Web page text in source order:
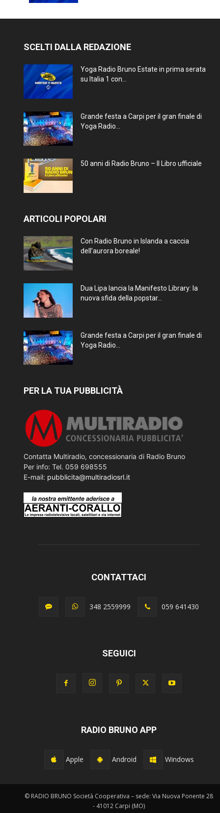
SCELTI DALLA REDAZIONE
Yoga Radio Bruno Estate in prima serata
su Italia 1 con...
Grande festa a Carpi per il gran finale di
Yoga Radio...
50 anni di Radio Bruno – Il Libro ufficiale
ARTICOLI POPOLARI
Con Radio Bruno in Islanda a caccia
dell’aurora boreale!
Dua Lipa lancia la Manifesto Library: la
nuova sfida della popstar...
Grande festa a Carpi per il gran finale di
Yoga Radio...
PER LA TUA PUBBLICITÀ
Contatta Multiradio, concessionaria di Radio Bruno
Per info: Tel. 059 698555
E-mail: pubblicita@multiradiosrl.it
CONTATTACI
348 2559999 059 641430
SEGUICI
RADIO BRUNO APP
Apple Android Windows
© RADIO BRUNO Società Cooperativa – sede: Via Nuova Ponente 28
- 41012 Carpi (MO)